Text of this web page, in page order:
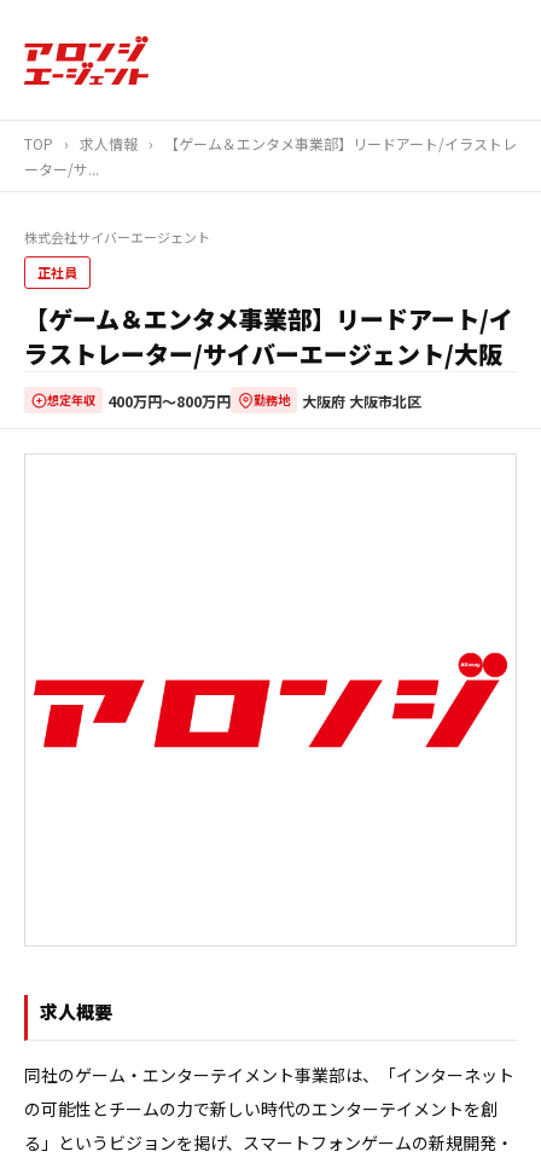
TOP › 求人情報 ›
【ゲーム＆エンタメ事業部】リードアート/イラストレ
ーター/サ...
株式会社サイバーエージェント
正社員
【ゲーム＆エンタメ事業部】リードアート/イ
ラストレーター/サイバーエージェント/大阪
想定年収 400万円〜800万円 勤務地 大阪府 大阪市北区
求人概要
同社のゲーム・エンターテイメント事業部は、「インターネット
の可能性とチームの力で新しい時代のエンターテイメントを創
る」というビジョンを掲げ、スマートフォンゲームの新規開発・